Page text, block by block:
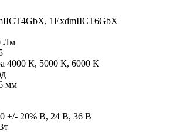
1ExdmIICT6GbX
Лм
4000 К, 5000 К, 6000 К
мм
+/- 20% В, 24 В, 36 В